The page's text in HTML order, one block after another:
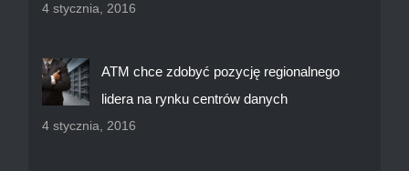
4 stycznia, 2016
ATM chce zdobyć pozycję regionalnego
lidera na rynku centrów danych
4 stycznia, 2016